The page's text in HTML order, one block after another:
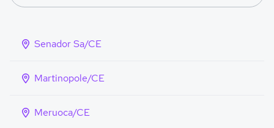
Senador Sa/CE
Martinopole/CE
Meruoca/CE